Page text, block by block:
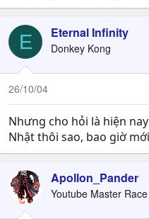
E Eternal Infinity
Donkey Kong
26/10/04
Nhưng cho hỏi là hiện
Nhật thôi sao, bao giờ
Apollon_Pander
Youtube Master Race